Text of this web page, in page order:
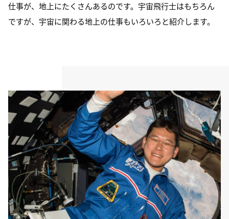
仕事が、地上にたくさんあるのです。宇宙飛行士はもちろん
ですが、宇宙に関わる地上の仕事もいろいろと紹介します。